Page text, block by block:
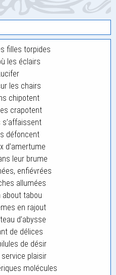
filles torpides
les éclairs
les chairs
chipotent
crapotent
défoncent
d’amertume
leur brume
enfiévrées
allumées
about tabou
en rajout
d’abysse
de délices
de désir
plaisir
molécules